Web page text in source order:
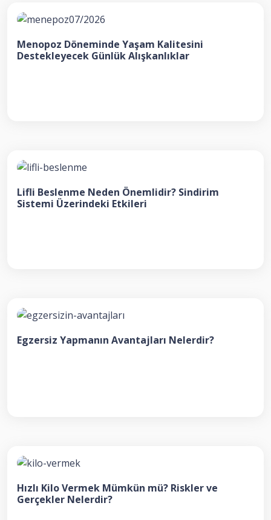
Menopoz Döneminde Yaşam Kalitesini
Destekleyecek Günlük Alışkanlıklar
Lifli Beslenme Neden Önemlidir? Sindirim
Sistemi Üzerindeki Etkileri
Egzersiz Yapmanın Avantajları Nelerdir?
Hızlı Kilo Vermek Mümkün mü? Riskler ve
Gerçekler Nelerdir?